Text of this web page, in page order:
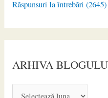
Răspunsuri la întrebări (2645)
ARHIVA